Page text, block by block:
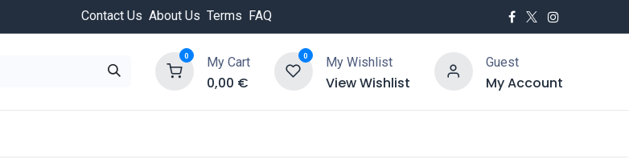
Contact Us About Us Terms FAQ
0 My Cart
0,00 €
0 My Wishlist
View Wishlist
Guest
My Account
HOT